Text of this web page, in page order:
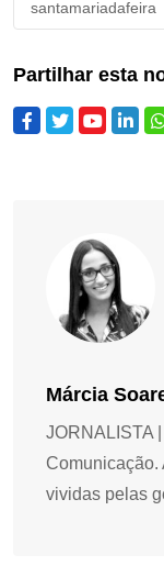
santamariadafeira
Partilhar esta
Márcia
JORNALISTA
Comunicação.
vividas pelas